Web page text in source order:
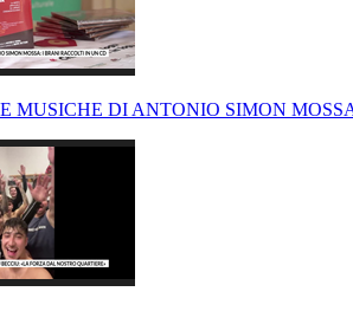
DIVULGAZIONE SCIENTIFICA E
MUSICHE DI ANTONIO SIMON